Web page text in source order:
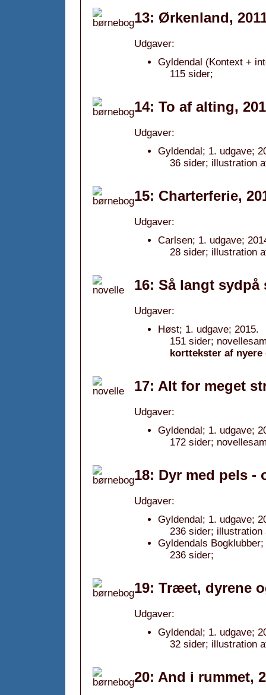
13: Ørkenland,
Udgaver:
Gyldendal (Kontext +
115 sider;
14: To af alting,
Udgaver:
Gyldendal; 1. udgave;
36 sider; illustration
15: Charterferie,
Udgaver:
Carlsen; 1. udgave;
28 sider; illustration
16: Så langt sydpå
Udgaver:
Høst; 1. udgave; 2015.
151 sider;
korttekster af
17: Alt for meget
Udgaver:
Gyldendal; 1. udgave;
172 sider;
18: Dyr med pels -
Udgaver:
Gyldendal; 1. udgave;
236 sider; illustration
Gyldendals
236 sider;
19: Træet, dyrene
Udgaver:
Gyldendal; 1. udgave;
32 sider; illustration
20: And i rummet,